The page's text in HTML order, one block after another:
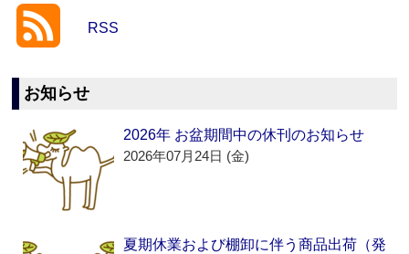
RSS
お知らせ
2026年 お盆期間中の休刊のお知らせ
2026年07月24日 (金)
夏期休業および棚卸に伴う商品出荷（発